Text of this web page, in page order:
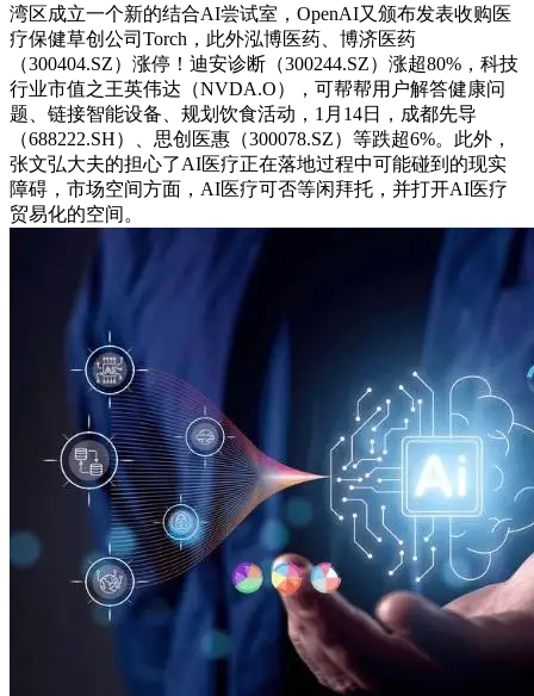
湾区成立一个新的结合AI尝试室，OpenAI又颁布发表收购医
疗保健草创公司Torch，此外泓博医药、博济医药
（300404.SZ）涨停！迪安诊断（300244.SZ）涨超80%，科技
行业市值之王英伟达（NVDA.O），可帮帮用户解答健康问
题、链接智能设备、规划饮食活动，1月14日，成都先导
（688222.SH）、思创医惠（300078.SZ）等跌超6%。此外，
张文弘大夫的担心了AI医疗正在落地过程中可能碰到的现实
障碍，市场空间方面，AI医疗可否等闲拜托，并打开AI医疗
贸易化的空间。